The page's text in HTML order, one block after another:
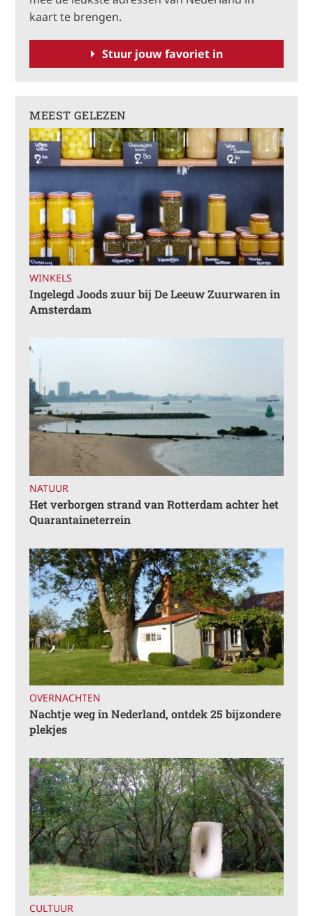
akaart te brengen.
Stuur jouw favoriet in
MEEST GELEZEN
WINKELS
Ingelegd Joods zuur bij De Leeuw Zuurwaren in
Amsterdam
NATUUR
Het verborgen strand van Rotterdam achter het
Quarantaineterrein
OVERNACHTEN
Nachtje weg in Nederland, ontdek 25 bijzondere
plekjes
CULTUUR